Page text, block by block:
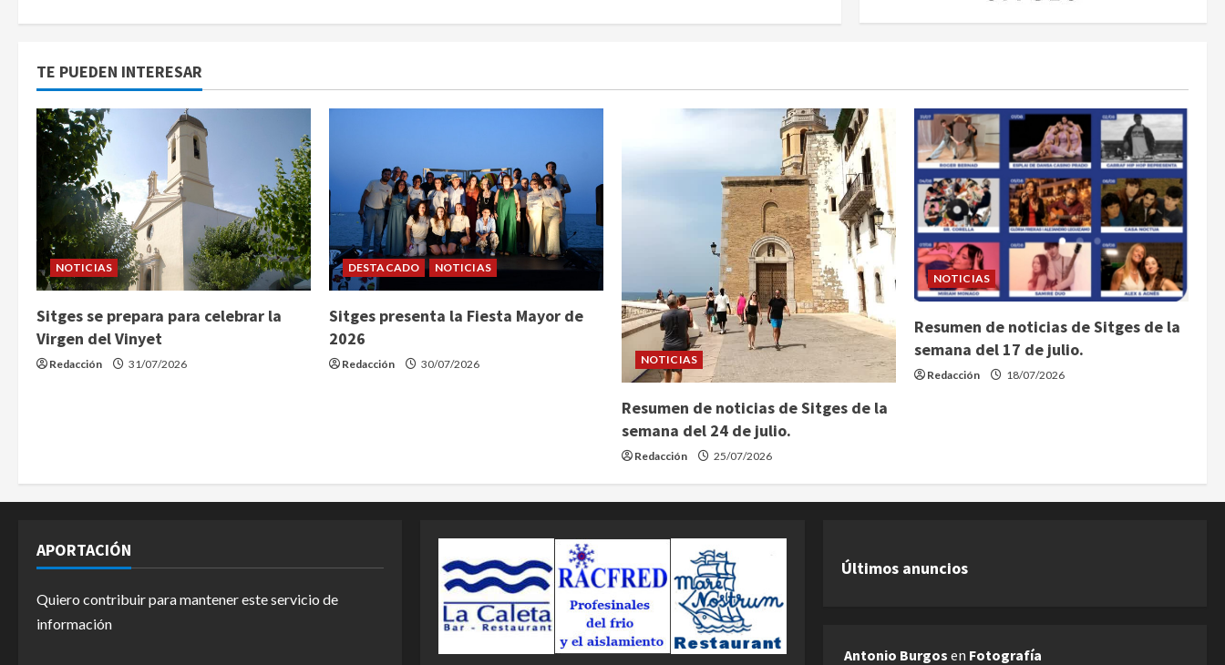
TE PUEDEN INTERESAR
NOTICIAS
Sitges se prepara para celebrar la
Virgen del Vinyet
Redacción 31/07/2026
DESTACADO NOTICIAS
Sitges presenta la Fiesta Mayor de
2026
Redacción 30/07/2026 NOTICIAS
Resumen de noticias de Sitges de la
semana del 24 de julio.
Redacción 25/07/2026
NOTICIAS
Resumen de noticias de Sitges de la
semana del 17 de julio.
Redacción 18/07/2026
APORTACIÓN
Quiero contribuir para mantener este servicio de
información
Últimos anuncios
Antonio Burgos en Fotografía